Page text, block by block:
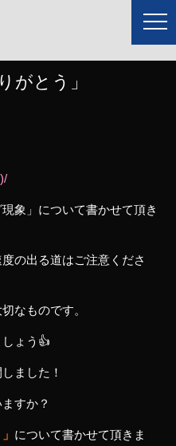
がとう」
象」について書かせて頂き
の出る道はご注意くださ
なものです。
ょう👍
ました！
すか？
について書かせて頂きま